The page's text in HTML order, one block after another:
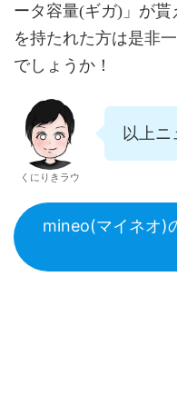
ータ容量(ギガ)」が
を持たれた方は是非
でしょうか！
くにりきラウ
以上ニ
mineo(マイネオ)